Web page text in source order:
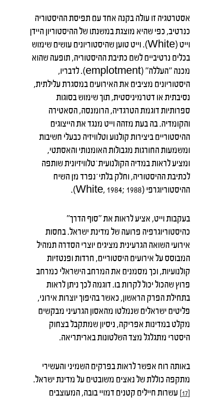
אסטרטגיה זו עולה בקנה אחד עם תפיסת ההיסטוריה
כנרטיב, כפי שהיא מוצגת במשנתו של ההיסטוריון היידן
וייט (White). וייט טוען שהיסטוריונים עושים שימוש
בכלים נרטיביים לשם כתיבת ההיסטוריה, תופעה שהוא
מכנה "העללה" (emplotment). לדבריו,
היסטוריונים מציבים את האירועים במסגרת עלילתית,
נסיבתית או דטרמיניסטית, תוך שימוש בסוגות
ספרותיות דוגמת הטרגדיה, הרומנסה, הסאטירה
והקומדיה. בה בעת מזהה וייט מנגד את הייצוגים
ההיסטוריים ביצירות קולנוע וטלוויזיה כבעלי חשיבות
ומשמעות החורגות מגבולות האומנותי והאסתטי,
ומציע לראות במדיה הקולנועית־טלוויזיונית שותפה
לכתיבת ההיסטוריה, וחלק בלתי־נפרד מן השיח
ההיסטוריוגרפי (White, 1984; 1988).
בעקבות וייט, אציע לראות את "סוף הדרך"
כהיסטוריוגרפיה פרועה של מדינת ישראל. בחסות
אירועי השואה הגרעינית מציגים יוצרי הסדרה תמהיל
המבוסס על אירועים היסטוריים, חרדות ופנטזיות
קולנועיות, וכך מסמנים את המרחב הישראלי כמרחב
פרוץ שהכול יכול לקרות בו. דוגמה לכך ניתן לראות
בתחילת הפרק הראשון, כאשר בהיפוך יוצרות אירוני,
פליטים ישראלים שנמלטו מהאסון הגרעיני מבקשים
מקלט במדינות אפריקה, ניסיון שמתקבל בצחוק
היסטרי מתגלגל מצד השלטונות באריתריאה.
באותה רוח אפשר לראות בפרקים השמיני והעשירי
מתקפה כוללת של נאצים משובטים על מדינת ישראל.
[17]
עשרות חיילים קטנים דמויי בובה, המעוצבים